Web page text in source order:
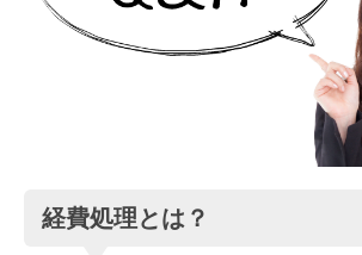
経費処理とは？